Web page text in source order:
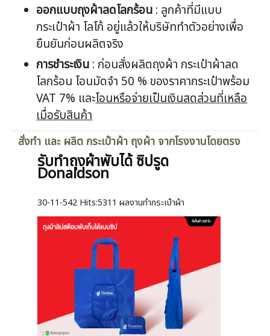
ออกแบบถุงผ้าลดโลกร้อน : ลูกค้าที่มีแบบ
กระเป๋าผ้า โลโก้ อยู่แล้วให้บริษัททำตัวอย่างเพื่อ
ยืนยันก่อนผลิตจริง
การชำระเงิน : ก่อนสั่งผลิตถุงผ้า กระเป๋าผ้าลด
โลกร้อน โอนมัดจำ 50 % ของราคากระเป๋าพร้อม
VAT 7% และโอนหรือจ่ายเป็นเงินสดส่วนที่เหลือ
เมื่อรับสินค้า
สั่งทำ และ ผลิต กระเป๋าผ้า ถุงผ้า จากโรงงานโดยตรง
รับทำถุงผ้าพับได้ ซิปรูด
Donaldson
30-11-542 Hits:5311 ผลงานทำกระเป๋าผ้า